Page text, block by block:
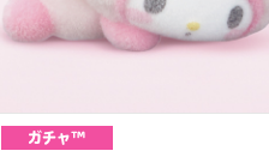
ガチャ™